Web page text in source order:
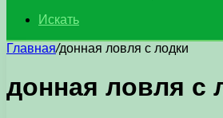
Искать
Главная/донная ловля с лодки
донная ловля с